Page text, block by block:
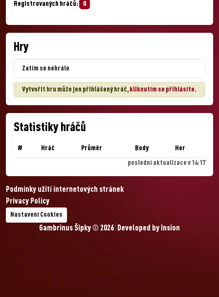
Registrovaných hráčů: 0
Hry
Zatím se nehrálo
Vytvořit hru může jen přihlášený hráč, kliknutím se přihlásíte.
Statistiky hráčů
# Hráč Průměr Body Her
poslední aktualizace v 14:17
Podmínky užití internetových stránek
Privacy Policy
Nastavení Cookies
Gambrinus Šipky © 2026 Developed by Insion